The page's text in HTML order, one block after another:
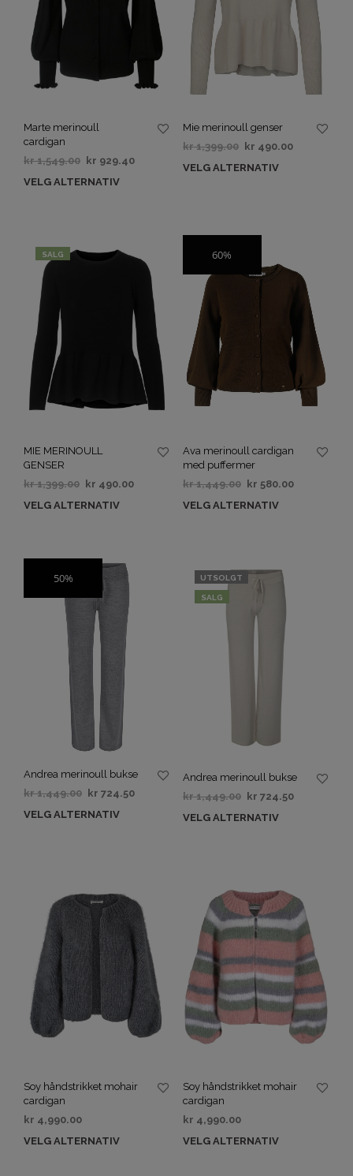
Marte merinoull
cardigan
kr1,549.00 kr 929.40
VELG ALTERNATIV
Mie merinoull genser
kr1,399.00 kr 490.00
VELG ALTERNATIV
SALG
MIE MERINOULL
GENSER
kr1,399.00 kr 490.00
VELG ALTERNATIV
60%
SALG
Ava merinoull cardigan
med puffermer
kr1,449.00 kr 580.00
VELG ALTERNATIV
50%
SALG
Andrea merinoull bukse
kr1,449.00 kr 724.50
VELG ALTERNATIV
UTSOLGT
SALG
Andrea merinoull bukse
kr1,449.00 kr 724.50
VELG ALTERNATIV
Soy håndstrikket mohair
cardigan
kr 4,990.00
VELG ALTERNATIV
Soy håndstrikket mohair
cardigan
kr 4,990.00
VELG ALTERNATIV